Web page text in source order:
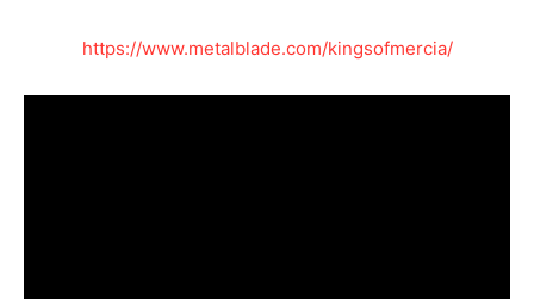
https://www.metalblade.com/kingsofmercia/